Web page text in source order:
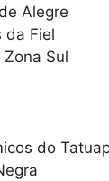
Alegre
da Fiel
Sul
do